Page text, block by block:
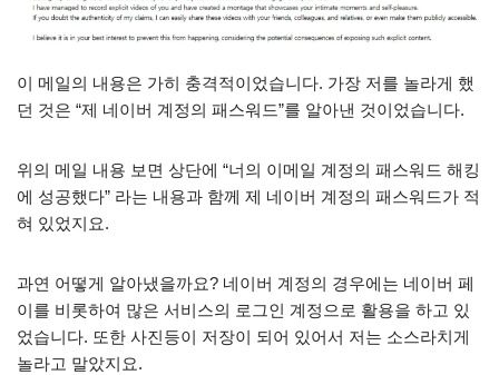
이 메일의 내용은 가히 충격적이었습니다. 가장 저를 놀라게 했
던 것은 “제 네이버 계정의 패스워드”를 알아낸 것이었습니다.
위의 메일 내용 보면 상단에 “너의 이메일 계정의 패스워드 해킹
에 성공했다” 라는 내용과 함께 제 네이버 계정의 패스워드가 적
혀 있었지요.
과연 어떻게 알아냈을까요? 네이버 계정의 경우에는 네이버 페
이를 비롯하여 많은 서비스의 로그인 계정으로 활용을 하고 있
었습니다. 또한 사진등이 저장이 되어 있어서 저는 소스라치게
놀라고 말았지요.